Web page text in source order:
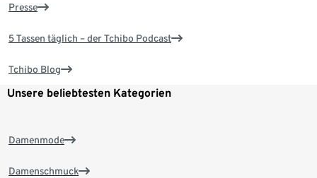
Presse
5 Tassen täglich – der Tchibo Podcast
Tchibo Blog
Unsere beliebtesten Kategorien
Damenmode
Damenschmuck